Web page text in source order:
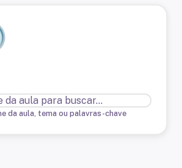
da aula, tema ou palavras-chave